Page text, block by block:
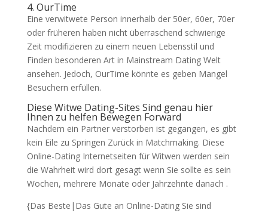
4. OurTime
Eine verwitwete Person innerhalb der 50er, 60er, 70er
oder früheren haben nicht überraschend schwierige
Zeit modifizieren zu einem neuen Lebensstil und
Finden besonderen Art in Mainstream Dating Welt
ansehen. Jedoch, OurTime könnte es geben Mangel
Besuchern erfüllen.
Diese Witwe Dating-Sites Sind genau hier
Ihnen zu helfen Bewegen Forward
Nachdem ein Partner verstorben ist gegangen, es gibt
kein Eile zu Springen Zurück in Matchmaking. Diese
Online-Dating Internetseiten für Witwen werden sein
die Wahrheit wird dort gesagt wenn Sie sollte es sein
Wochen, mehrere Monate oder Jahrzehnte danach .
{Das Beste|Das Gute an Online-Dating Sie sind